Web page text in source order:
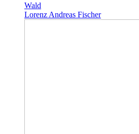
Wald
Lorenz Andreas Fischer